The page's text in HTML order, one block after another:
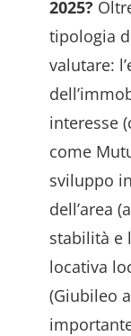
2025?
tipologia
valutare:
interesse
come
sviluppo
dell’area
stabilità e
locativa
(Giubileo